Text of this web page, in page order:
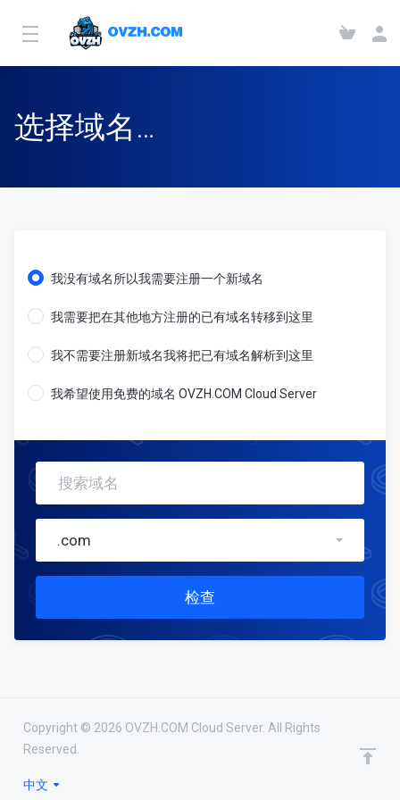
选择域名…
我没有域名所以我需要注册一个新域名
我需要把在其他地方注册的已有域名转移到这里
我不需要注册新域名我将把已有域名解析到这里
我希望使用免费的域名 OVZH.COM Cloud Server
.com
检查
0 已选择的域名
Copyright © 2026 OVZH.COM Cloud Server. All Rights
Reserved.
中文